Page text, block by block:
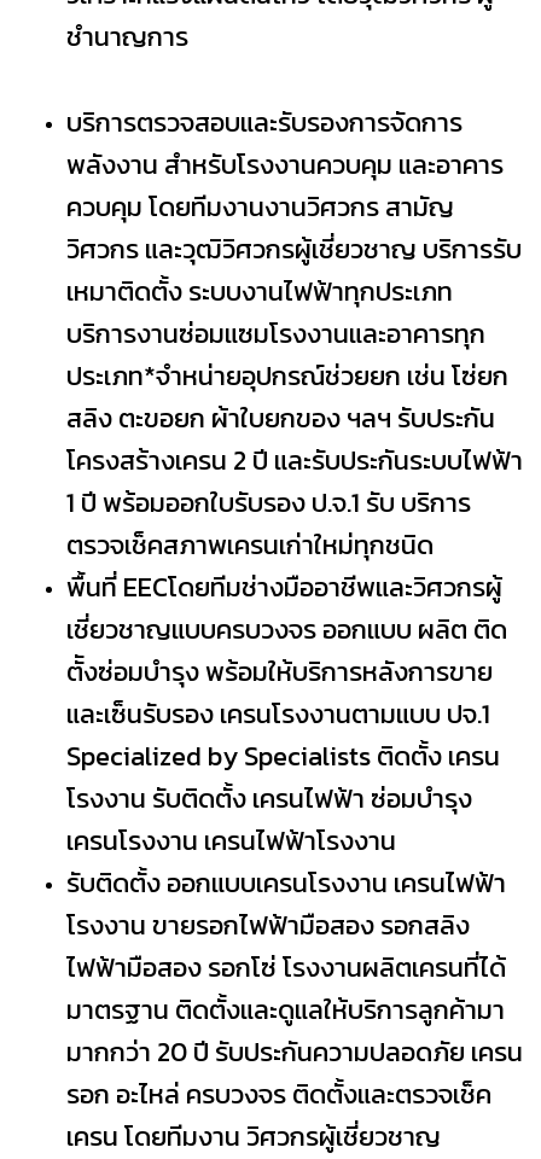
ชำนาญการ
บริการตรวจสอบและรับรองการจัดการ
พลังงาน สำหรับโรงงานควบคุม และอาคาร
ควบคุม โดยทีมงานงานวิศวกร สามัญ
วิศวกร และวุฒิวิศวกรผู้เชี่ยวชาญ บริการรับ
เหมาติดตั้ง ระบบงานไฟฟ้าทุกประเภท
บริการงานซ่อมแซมโรงงานและอาคารทุก
ประเภท*จำหน่ายอุปกรณ์ช่วยยก เช่น โซ่ยก
สลิง ตะขอยก ผ้าใบยกของ ฯลฯ รับประกัน
โครงสร้างเครน 2 ปี และรับประกันระบบไฟฟ้า
1 ปี พร้อมออกใบรับรอง ป.จ.1 รับ บริการ
ตรวจเช็คสภาพเครนเก่าใหม่ทุกชนิด
พื้นที่ EECโดยทีมช่างมืออาชีพและวิศวกรผู้
เชี่ยวชาญแบบครบวงจร ออกแบบ ผลิต ติด
ตัังซ่อมบำรุง พร้อมให้บริการหลังการขาย
และเซ็นรับรอง เครนโรงงานตามแบบ ปจ.1
Specialized by Specialists ติดตั้ง เครน
โรงงาน รับติดตั้ง เครนไฟฟ้า ซ่อมบำรุง
เครนโรงงาน เครนไฟฟ้าโรงงาน
รับติดตั้ง ออกแบบเครนโรงงาน เครนไฟฟ้า
โรงงาน ขายรอกไฟฟ้ามือสอง รอกสลิง
ไฟฟ้ามือสอง รอกโซ่ โรงงานผลิตเครนที่ได้
มาตรฐาน ติดตั้งและดูแลให้บริการลูกค้ามา
มากกว่า 20 ปี รับประกันความปลอดภัย เครน
รอก อะไหล่ ครบวงจร ติดตั้งและตรวจเช็ค
เครน โดยทีมงาน วิศวกรผู้เชี่ยวชาญ